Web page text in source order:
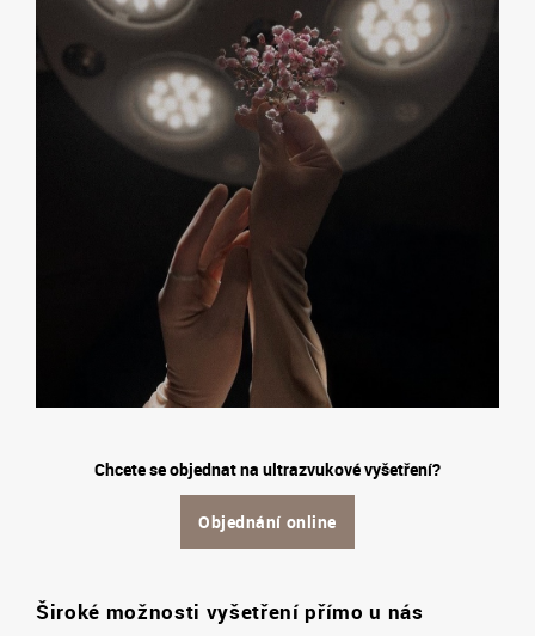
Chcete se objednat na ultrazvukové vyšetření?
Objednání online
Široké možnosti vyšetření přímo u nás